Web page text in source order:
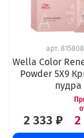
арт.
Wella Color
Powder 5Х9
пудра
2 333 ₽ 2